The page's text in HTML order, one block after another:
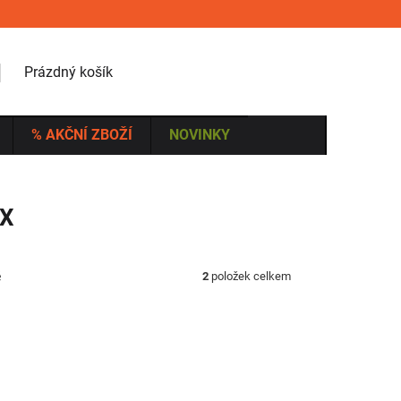
NÁKUPNÍ KOŠÍK
Prázdný košík
% AKČNÍ ZBOŽÍ NOVINKY
2 položek celkem